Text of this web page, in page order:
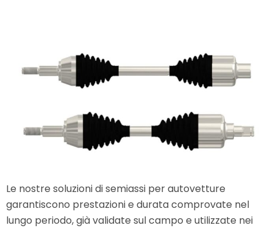
Le nostre soluzioni di semiassi per autovetture
garantiscono prestazioni e durata comprovate nel
lungo periodo, già validate sul campo e utilizzate nei